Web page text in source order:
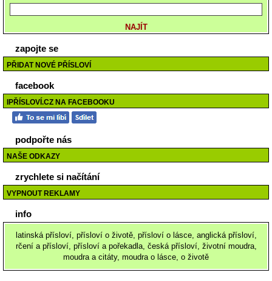
zapojte se
PŘIDAT NOVÉ PŘÍSLOVÍ
facebook
IPŘÍSLOVÍ.CZ NA FACEBOOKU
podpořte nás
NAŠE ODKAZY
zrychlete si načítání
VYPNOUT REKLAMY
info
latinská přísloví, přísloví o životě, přísloví o lásce, anglická přísloví,
rčení a přísloví, přísloví a pořekadla, česká přísloví, životní moudra,
moudra a citáty, moudra o lásce, o životě